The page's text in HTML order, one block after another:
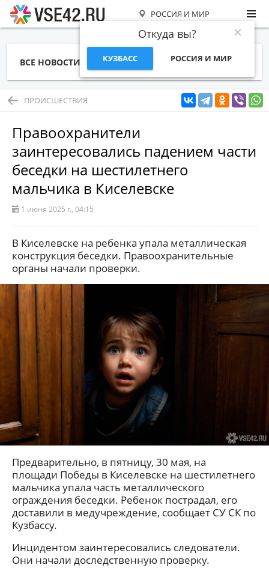
РОССИЯ И МИР
Откуда вы?
КУЗБАСС РОССИЯ И МИР
ВСЕ НОВОСТИ СТАТЬИ ТЕМЫ ФОТО
ПРОИСШЕСТВИЯ
Правоохранители
заинтересовались падением части
беседки на шестилетнего
мальчика в Киселевске
1 июня 2025 г., 04:15
В Киселевске на ребенка упала металлическая
конструкция беседки. Правоохранительные
органы начали проверки.
Предварительно, в пятницу, 30 мая, на
площади Победы в Киселевске на шестилетнего
мальчика упала часть металлического
ограждения беседки. Ребенок пострадал, его
доставили в медучреждение, сообщает СУ СК по
Кузбассу.
Инцидентом заинтересовались следователи.
Они начали доследственную проверку.